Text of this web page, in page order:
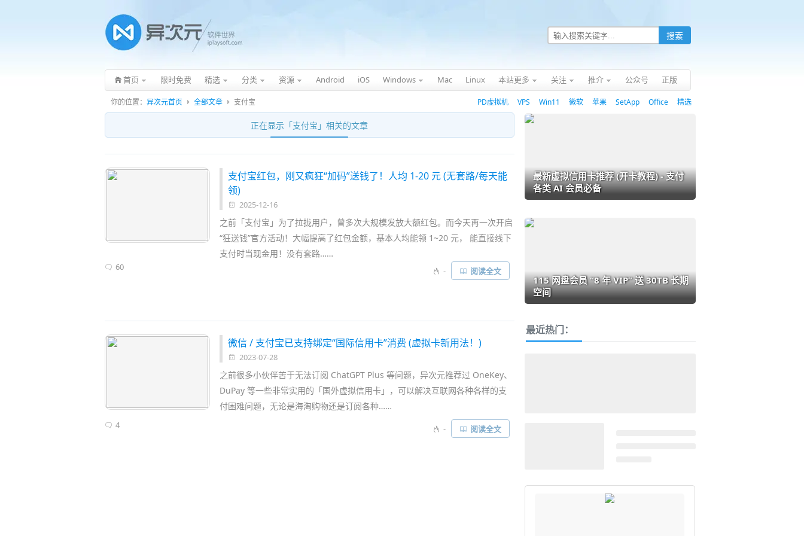
首页 限时免费 精选 分类 资源 Android iOS Windows Mac Linux 本站更多 关注 推介 公众号 正版
你的位置： 异次元首页 全部文章 支付宝 PD虚拟机 VPS Win11 微软 苹果 SetApp Office 精选
正在显示「支付宝 」相关的文章
支付宝红包，刚又疯狂“加码”送钱了！人均 1-20 元 (无套路/每天能
领)
2025-12-16
之前「支付宝」为了拉拢用户，曾多次大规模发放大额红包。而今天再一次开启
“狂送钱”官方活动！大幅提高了红包金额，基本人均能领 1~20 元， 能直接线下
支付时当现金用！没有套路……
60 - 阅读全文
微信 / 支付宝已支持绑定“国际信用卡”消费 (虚拟卡新用法！)
2023-07-28
之前很多小伙伴苦于无法订阅 ChatGPT Plus 等问题，异次元推荐过 OneKey、
DuPay 等一些非常实用的「国外虚拟信用卡」，可以解决互联网各种各样的支
付困难问题，无论是海淘购物还是订阅各种……
4 - 阅读全文
最新虚拟信用卡推荐 (开卡教程) - 支付
各类 AI 会员必备
115 网盘会员 “8 年 VIP” 送 30TB 长期
空间
最近热门：